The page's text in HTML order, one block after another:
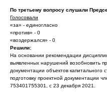
По третьему вопросу слушали
Голосовали
«за» - единогласно
«против» - 0
«воздержался» - 0
Решили:
На основании рекомендации
выявленных нарушений возобновить
документации объектов капитального
подготовку проектной документации
753401755301, с 23 декабря 2021.